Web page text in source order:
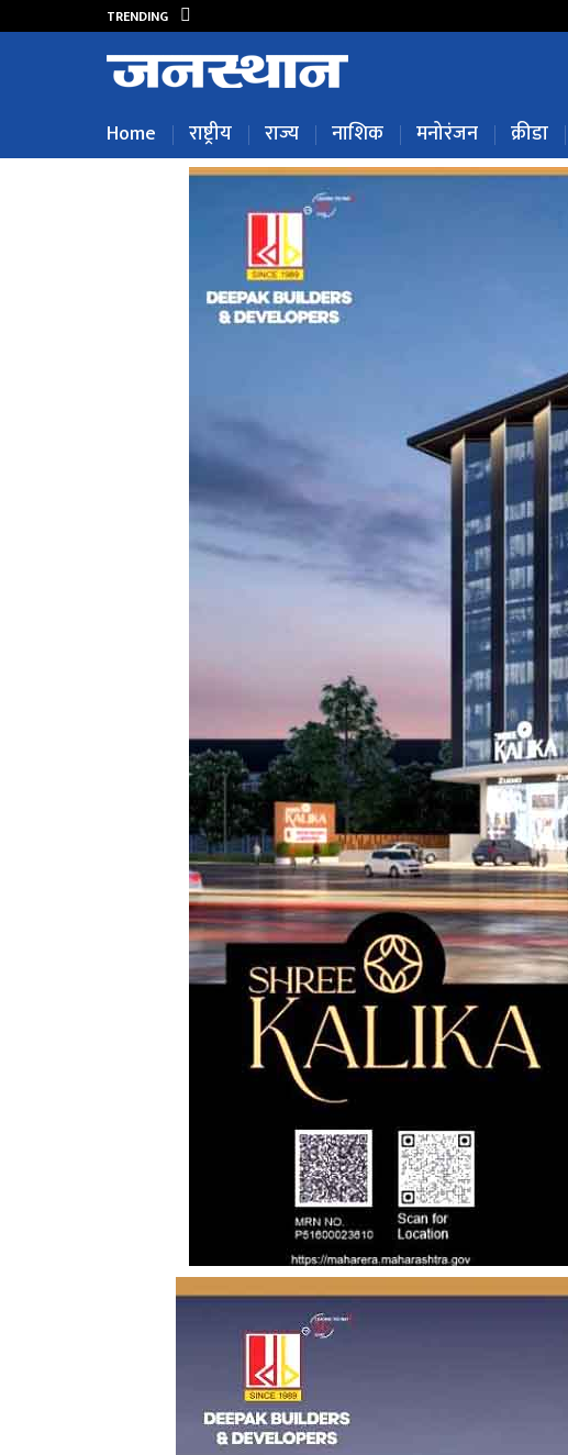
TRENDING
Home राष्ट्रीय राज्य नाशिक मनोरंजन क्रीडा